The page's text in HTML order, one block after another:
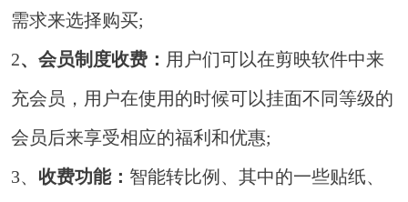
需求来选择购买;
2、会员制度收费： 用户们可以在剪映软件中来
充会员，用户在使用的时候可以挂面不同等级的
会员后来享受相应的福利和优惠;
3、收费功能： 智能转比例、其中的一些贴纸、